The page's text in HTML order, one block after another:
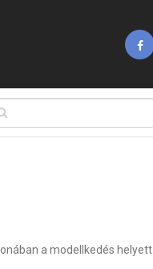
a modellkedés helyett.